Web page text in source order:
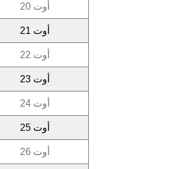
أوت 20
أوت 21
أوت 22
أوت 23
أوت 24
أوت 25
أوت 26